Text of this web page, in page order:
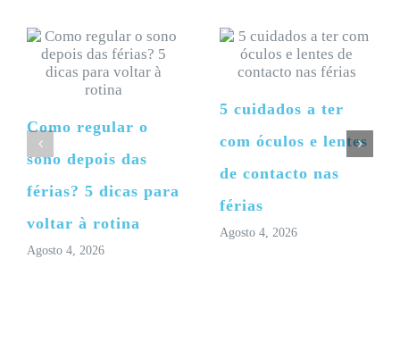
Como regular o
sono depois das
férias? 5 dicas para
voltar à rotina
Agosto 4, 2026
5 cuidados a ter
com óculos e lentes
de contacto nas
férias
Agosto 4, 2026